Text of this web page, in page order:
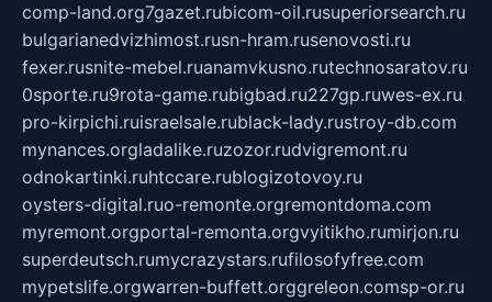
comp-land.org7gazet.rubicom-oil.rusuperiorsearch.ru
bulgarianedvizhimost.rusn-hram.rusenovosti.ru
fexer.rusnite-mebel.ruanamvkusno.rutechnosaratov.ru
0sporte.ru9rota-game.rubigbad.ru227gp.ruwes-ex.ru
pro-kirpichi.ruisraelsale.rublack-lady.rustroy-db.com
mynances.orgladalike.ruzozor.rudvigremont.ru
odnokartinki.ruhtccare.rublogizotovoy.ru
oysters-digital.ruo-remonte.orgremontdoma.com
myremont.orgportal-remonta.orgvyitikho.rumirjon.ru
superdeutsch.rumycrazystars.rufilosofyfree.com
mypetslife.orgwarren-buffett.orggreleon.comsp-or.ru